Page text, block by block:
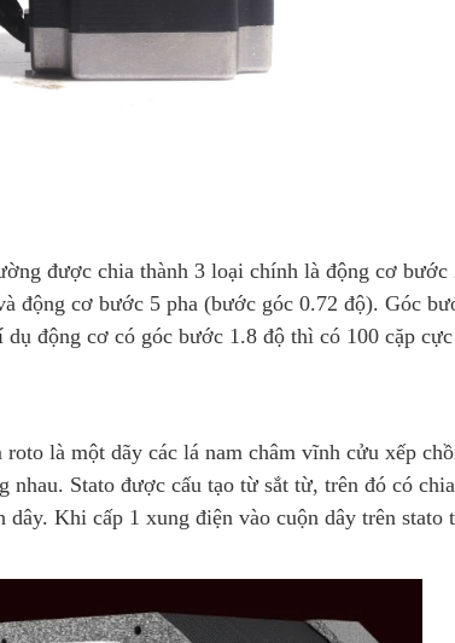
được chia thành 3 loại chính là động cơ bước
động cơ bước 5 pha (bước góc 0.72 độ). Góc
động cơ có góc bước 1.8 độ thì có 100 cặp
là một dãy các lá nam châm vĩnh cửu xếp
nhau. Stato được cấu tạo từ sắt từ, trên đó có
Khi cấp 1 xung điện vào cuộn dây trên stato